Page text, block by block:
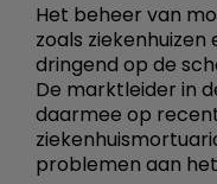
Het beheer van
zoals
dringend op de
De marktleider in
daarmee op
problemen aan